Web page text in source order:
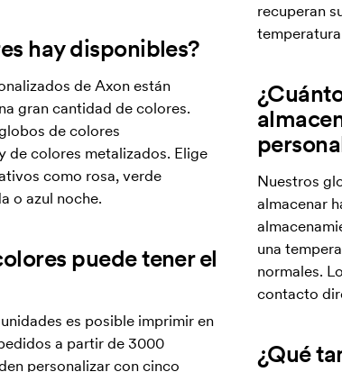
hay disponibles?
de Axon están
gran cantidad de colores.
de colores
de colores metalizados. Elige
como rosa, verde
o azul noche.
puede tener el
es posible imprimir en
a partir de 3000
personalizar con cinco
recuperan
Nuestros
almacenar
una
normales.
contacto
¿Qué